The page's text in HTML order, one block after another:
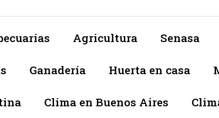
Agricultura Senasa
Ganadería Huerta en casa
Clima en Buenos Aires